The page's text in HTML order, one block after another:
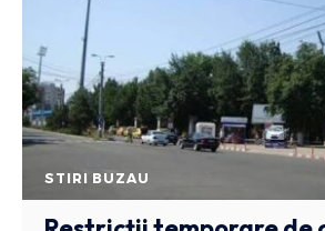
STIRI BUZAU